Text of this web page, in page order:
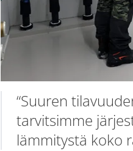
“Suuren
tarvitsimme
lämmitystä koko